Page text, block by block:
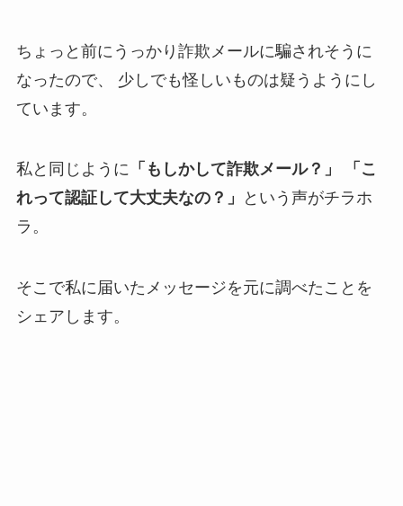
ちょっと前にうっかり詐欺メールに騙されそうに
なったので、
少しでも怪しいものは疑うようにし
ています。
私と同じように 「もしかして詐欺メール？」
「こ
れって認証して大丈夫なの？」
という声がチラホ
ラ。
そこで私に届いたメッセージを元に調べたことを
シェアします。